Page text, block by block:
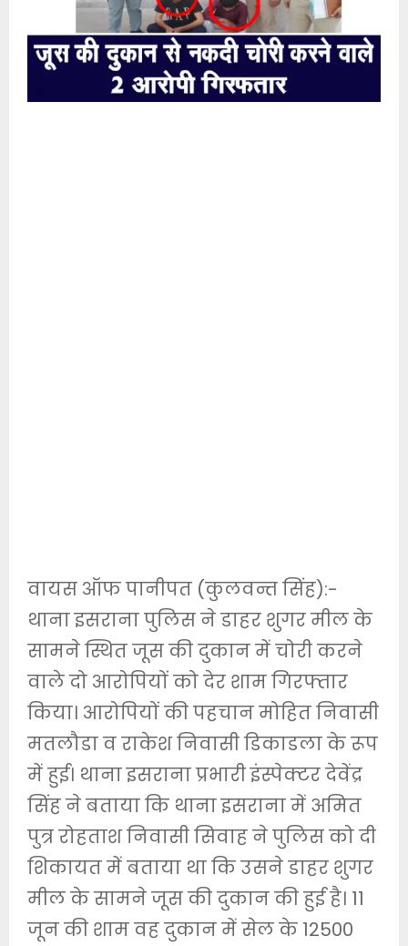
वायस ऑफ पानीपत (कुलवन्त सिंह):-
थाना इसराना पुलिस ने डाहर शुगर मील के
सामने स्थित जूस की दुकान में चोरी करने
वाले दो आरोपियों को देर शाम गिरफ्तार
किया। आरोपियों की पहचान मोहित निवासी
मतलौडा व राकेश निवासी डिकाडला के रूप
में हुई। थाना इसराना प्रभारी इंस्पेक्टर देवेंद्र
सिंह ने बताया कि थाना इसराना में अमित
पुत्र रोहताश निवासी सिवाह ने पुलिस को दी
शिकायत में बताया था कि उसने डाहर शुगर
मील के सामने जूस की दुकान की हुई है। 11
जून की शाम वह दुकान में सेल के 12500